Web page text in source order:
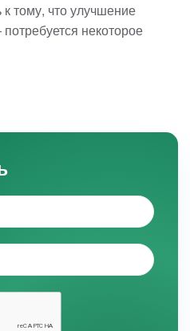
к тому, что улучшение
некоторое